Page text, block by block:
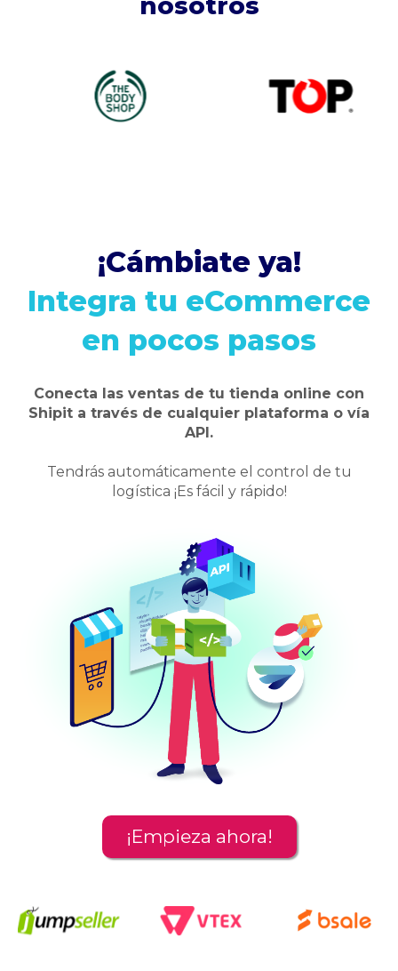
¡Cámbiate ya!
Integra tu eCommerce
en pocos pasos
Conecta las ventas de tu tienda online con
Shipit a través de cualquier plataforma o vía
API.
Tendrás automáticamente el control de tu
logística ¡Es fácil y rápido!
¡Empieza ahora!